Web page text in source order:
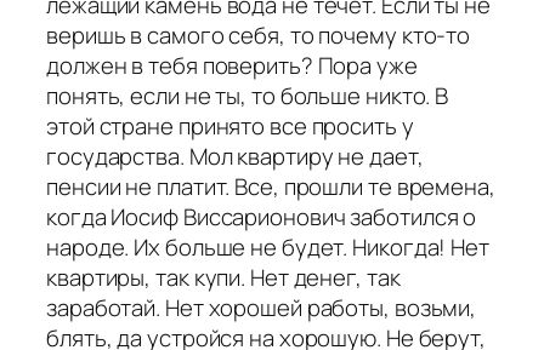
веришь в самого себя, то почему кто-то
должен в тебя поверить? Пора уже
понять, если не ты, то больше никто. В
этой стране принято все просить у
государства. Мол квартиру не дает,
пенсии не платит. Все, прошли те времена,
когда Иосиф Виссарионович заботился о
народе. Их больше не будет. Никогда! Нет
квартиры, так купи. Нет денег, так
заработай. Нет хорошей работы, возьми,
блять, да устройся на хорошую. Не берут,